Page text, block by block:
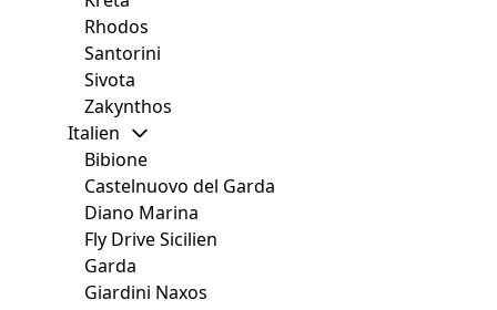
Rhodos
Santorini
Sivota
Zakynthos
Italien
Bibione
Castelnuovo del Garda
Diano Marina
Fly Drive Sicilien
Garda
Giardini Naxos